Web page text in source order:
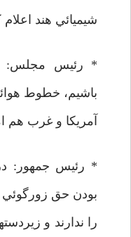
شيميائي هند اعلام كرد.
* رئيس مجلس:
باشيم، خطوط
آمريكا و غرب هم
* رئيس جمهور:
بودن حق زورگوئي
را ندارند و